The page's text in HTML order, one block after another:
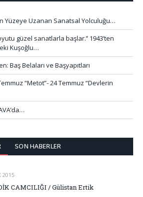
Yüzeye Uzanan Sanatsal Yolculuğu…
güzel sanatlarla başlar.’’ 1943’ten
Kuşoğlu…
Baş Belaları ve Başyapıtları
“Metot”- 24 Temmuz “Devlerin
SON HABERLER
2015
CAMCILIĞI / Gülistan Ertik